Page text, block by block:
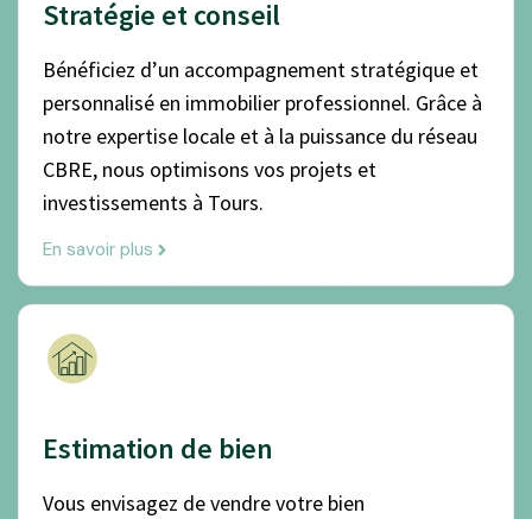
Stratégie et conseil
Bénéficiez d’un accompagnement stratégique et
personnalisé en immobilier professionnel. Grâce à
notre expertise locale et à la puissance du réseau
CBRE, nous optimisons vos projets et
investissements à Tours.
En savoir plus
Estimation de bien
Vous envisagez de vendre votre bien